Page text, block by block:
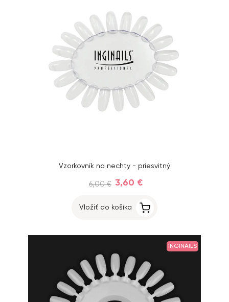
Vzorkovník na nechty - priesvitný
6,00 € 3,60 €
Vložiť do košíka
INGINAILS